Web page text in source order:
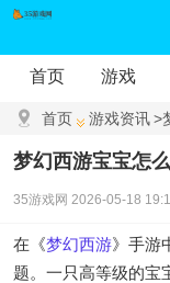
首页 游戏
首页 游戏资讯>
梦幻西游宝宝怎
35游戏网 2026-05-18
在《梦幻西游》手游
题。一只高等级的宝